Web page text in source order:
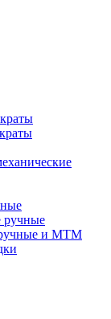
ручные
и МТМ